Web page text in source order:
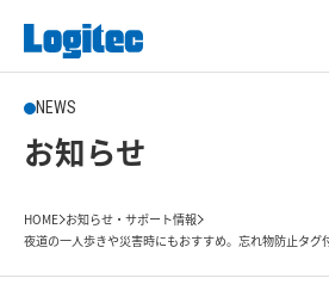
NEWS
お知らせ
HOME お知らせ・サポート情報
夜道の一人歩きや災害時にもおすすめ。忘れ物防止タグ